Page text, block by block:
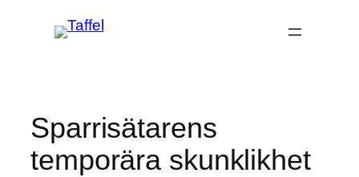
Sparrisätarens
temporära skunklikhet